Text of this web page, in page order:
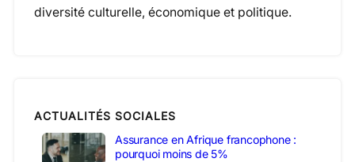
diversité culturelle, économique et politique.
ACTUALITÉS SOCIALES
Assurance en Afrique francophone :
pourquoi moins de 5%